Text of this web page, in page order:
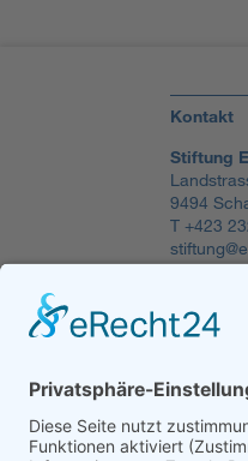
Kontakt
Stiftung
9494
T +423